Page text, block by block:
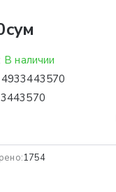
сум
В наличии
4933443570
1754